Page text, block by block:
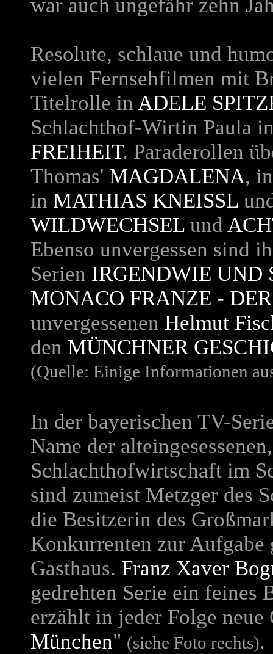
war auch ungefähr zehn
Resolute, schlaue und
vielen Fernsehfilmen mit
Titelrolle in ADELE
Schlachthof-Wirtin Paula
FREIHEIT. Paraderollen
Thomas' MAGDALENA,
in MATHIAS KNEISSL
WILDWECHSEL und
Ebenso unvergessen sind
Serien IRGENDWIE UND
MONACO FRANZE -
unvergessenen Helmut
den MÜNCHNER
(Quelle: Einige Informationen
In der bayerischen TV-
Name der
Schlachthofwirtschaft im
sind zumeist Metzger des
die Besitzerin des
Konkurrenten zur Aufgabe
Gasthaus. Franz Xaver
gedrehten Serie ein
erzählt in jeder Folge neue
München" (siehe Foto rechts).